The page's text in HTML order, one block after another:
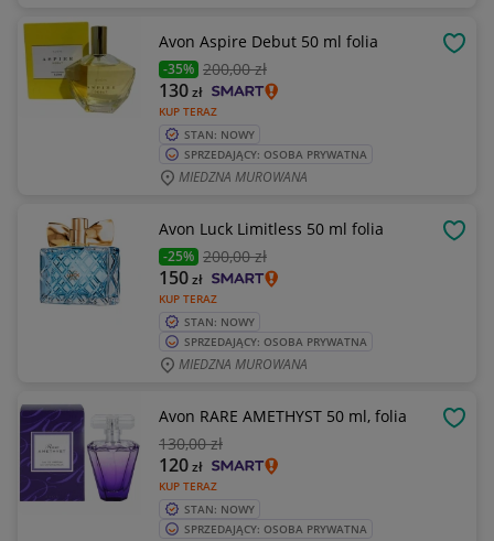
Avon Aspire Debut 50 ml folia
-35% 200,00 zł
KUP TERAZ
130zł
STAN: NOWY
SPRZEDAJĄCY: OSOBA PRYWATNA
MIEDZNA MUROWANA
Avon Luck Limitless 50 ml folia
-25% 200,00 zł
KUP TERAZ
150zł
STAN: NOWY
SPRZEDAJĄCY: OSOBA PRYWATNA
MIEDZNA MUROWANA
Avon RARE AMETHYST 50 ml, folia
130,00 zł
KUP TERAZ
120zł
STAN: NOWY
SPRZEDAJĄCY: OSOBA PRYWATNA